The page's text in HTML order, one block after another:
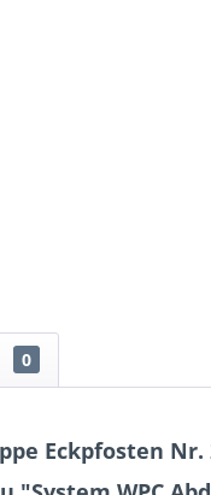
0
Eckpfosten Nr.